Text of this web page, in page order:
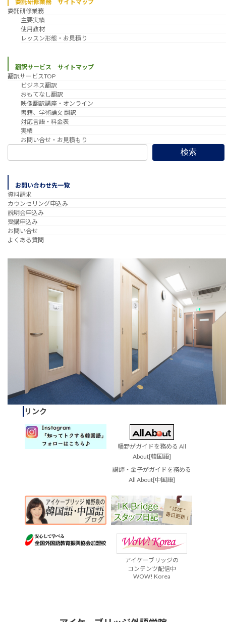
委託研修業務 サイトマップ
委託研修業務
主要実績
使用教材
レッスン形態・お見積り
翻訳サービス サイトマップ
翻訳サービスTOP
ビジネス翻訳
おもてなし翻訳
映像翻訳講座・オンライン
書籍、学術論文 翻訳
対応言語・料金表
実績
お問い合せ・お見積もり
検索
お問い合わせ先一覧
資料請求
カウンセリング申込み
説明会申込み
受講申込み
お問い合せ
よくある質問
リンク
幡野がガイドを務める All
About[韓国語]
講師・金子がガイドを務める
All About[中国語]
アイケーブリッジの
コンテンツ配信中
WOW! Korea